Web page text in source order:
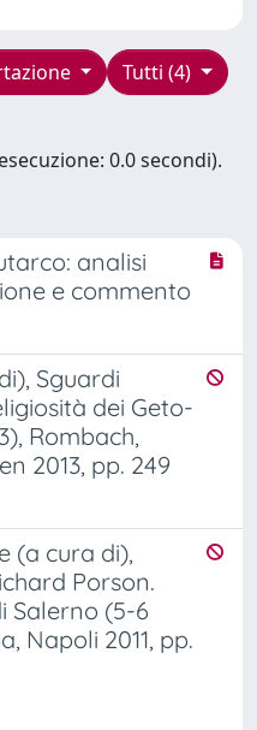
Tutti (4)
0.0 secondi).
analisi
e commento
Sguardi
dei Geto-
Rombach,
2013, pp. 249
(a cura di),
Porson.
Salerno (5-6
Napoli 2011, pp.